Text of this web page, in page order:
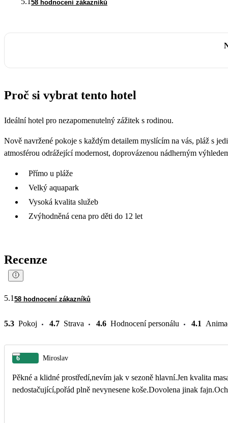
58 hodnocení zákazníků
Proč si vybrat tento hotel
Ideální hotel pro nezapomenutelný zážitek s rodinou.
Nově navržené pokoje s každým detailem myslícím na vás, pláž s
atmosférou odrážející modernost, doprovázenou nádherným
Přímo u pláže
Velký aquapark
Vysoká kvalita služeb
Zvýhodněná cena pro děti do 12 let
Recenze
5.1 58 hodnocení zákazníků
5.3 Pokoj 4.7 Strava 4.6 Hodnocení personálu 4.1
6 Miroslav
Pěkné a klidné prostředí,nevím jak v sezoně hlavní.Jen kvalita
nedostačující,pořád plně nevynesene koše.Dovolena jinak